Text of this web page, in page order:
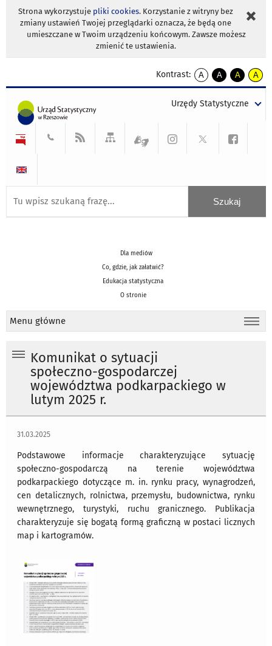
Strona wykorzystuje pliki cookies. Korzystanie z witryny bez
zmiany ustawień Twojej przeglądarki oznacza, że będą one
umieszczane w Twoim urządzeniu końcowym. Zawsze możesz
zmienić te ustawienia.
Kontrast:
A
kontrast
A
kontrast
tekst
czarnym
A
kontrast
tekst
czarnym
A
tekst
żółtym
Urzędy Statystyczne
Dla mediów
Co, gdzie, jak załatwić?
Edukacja statystyczna
O stronie
Menu główne
Komunikat o sytuacji
społeczno-gospodarczej
województwa podkarpackiego w
lutym 2025 r.
31.03.2025
Podstawowe informacje charakteryzujące sytuację
społeczno-gospodarczą na terenie województwa
podkarpackiego dotyczące m. in. rynku pracy, wynagrodzeń,
cen detalicznych, rolnictwa, przemysłu, budownictwa, rynku
wewnętrznego, turystyki, ruchu granicznego. Publikacja
charakteryzuje się bogatą formą graficzną w postaci licznych
map i kartogramów.